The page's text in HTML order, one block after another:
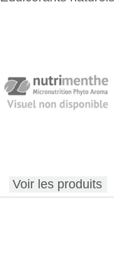
Voir les produits